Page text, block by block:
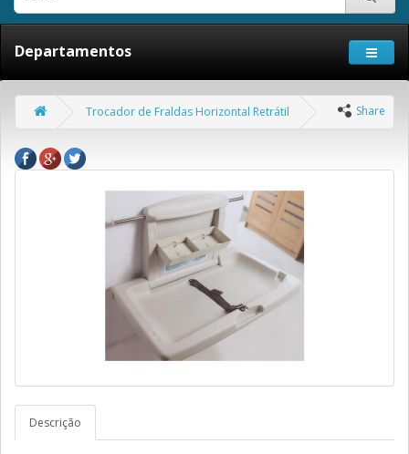
Departamentos
Share
Trocador de Fraldas Horizontal Retrátil
Descrição